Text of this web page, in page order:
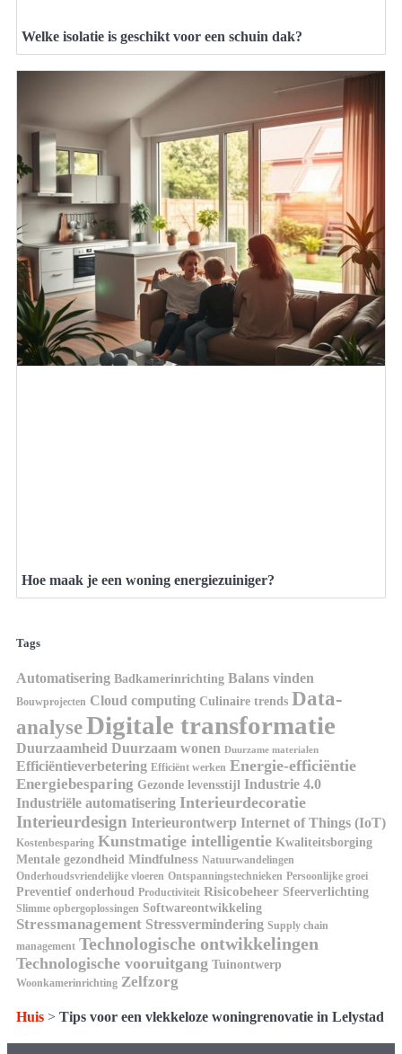
Welke isolatie is geschikt voor een schuin dak?
Hoe maak je een woning energiezuiniger?
Tags
Automatisering Badkamerinrichting Balans vinden
Bouwprojecten Cloud computing Culinaire trends Data-
analyseDigitale transformatie
Duurzaamheid Duurzaam wonen Duurzame materialen
Efficiëntieverbetering Efficiënt werken Energie-efficiëntie
Energiebesparing Gezonde levensstijl Industrie 4.0
Industriële automatisering Interieurdecoratie
Interieurdesign Interieurontwerp Internet of Things (IoT)
Kostenbesparing Kunstmatige intelligentie Kwaliteitsborging
Mentale gezondheid Mindfulness Natuurwandelingen
Onderhoudsvriendelijke vloeren Ontspanningstechnieken Persoonlijke groei
Preventief onderhoud Productiviteit Risicobeheer Sfeerverlichting
Slimme opbergoplossingen Softwareontwikkeling
Stressmanagement Stressvermindering Supply chain
management Technologische ontwikkelingen
Technologische vooruitgang Tuinontwerp
Woonkamerinrichting Zelfzorg
Huis > Tips voor een vlekkeloze woningrenovatie in Lelystad